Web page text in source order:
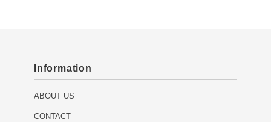
Information
ABOUT US
CONTACT